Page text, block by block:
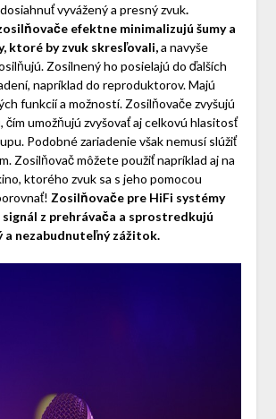
vyvážený a presný zvuk.
efektne minimalizujú šumy a
ktoré by zvuk skresľovali,a navyše
Zosilnený ho posielajú do ďalších
napríklad do reproduktorov. Majú
funkcií a možností. Zosilňovače zvyšujú
čím umožňujú zvyšovať aj celkovú hlasitosť
Podobné zariadenie však nemusí slúžiť
Zosilňovač môžete použiť napríklad aj na
ktorého zvuk sa s jeho pomocou
Zosilňovače pre HiFi systémy
signál z prehrávača a sprostredkujú
a nezabudnuteľný zážitok.